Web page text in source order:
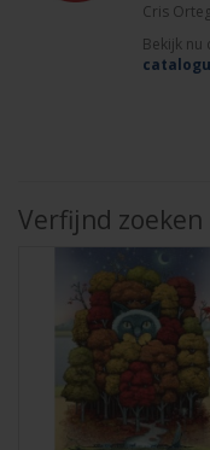
Cris
Bekijk nu
Verfijnd zoeken